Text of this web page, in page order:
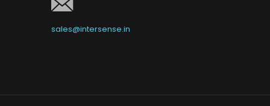
sales@intersense.in